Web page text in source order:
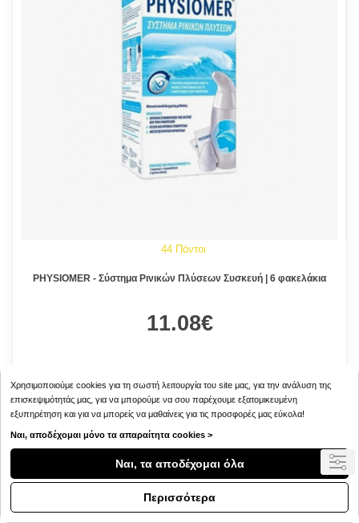
44 Πόντοι
PHYSIOMER - Σύστημα Ρινικών Πλύσεων Συσκευή | 6 φακελάκια
11.08€
Χρησιμοποιούμε cookies για τη σωστή λειτουργία του site μας, για την ανάλυση της
επισκεψιμότητάς μας, για να μπορούμε να σου παρέχουμε εξατομικευμένη
εξυπηρέτηση και για να μπορείς να μαθαίνεις για τις προσφορές μας εύκολα!
Ναι, αποδέχομαι μόνο τα απαραίτητα cookies >
Ναι, τα αποδέχομαι όλα
Περισσότερα